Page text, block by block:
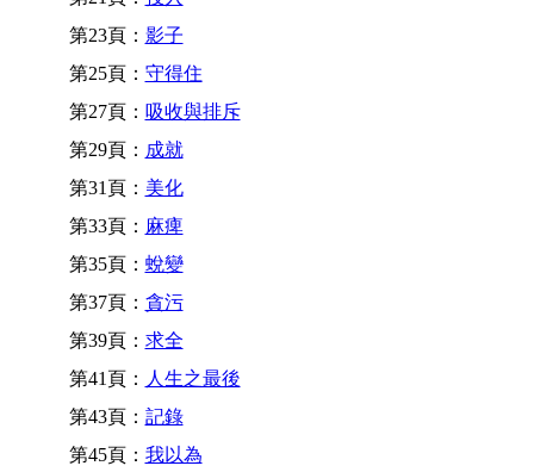
第23頁： 影子
第25頁： 守得住
第27頁： 吸收與排斥
第29頁： 成就
第31頁： 美化
第33頁： 麻痺
第35頁： 蛻變
第37頁： 貪污
第39頁： 求全
第41頁： 人生之最後
第43頁： 記錄
第45頁： 我以為